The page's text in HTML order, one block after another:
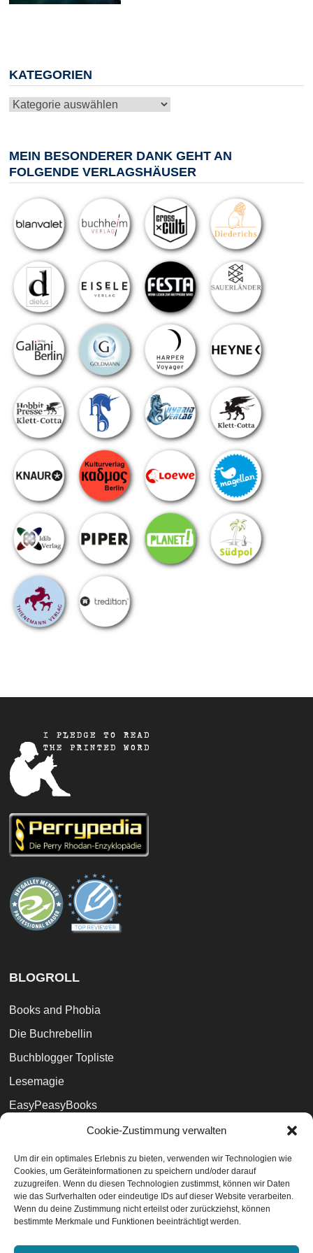
Cookie-Zustimmung verwalten
Um dir ein optimales Erlebnis zu bieten, verwenden wir Technologien wie
Cookies, um Geräteinformationen zu speichern und/oder darauf
zuzugreifen. Wenn du diesen Technologien zustimmst, können wir Daten
wie das Surfverhalten oder eindeutige IDs auf dieser Website verarbeiten.
Wenn du deine Zustimmung nicht erteilst oder zurückziehst, können
bestimmte Merkmale und Funktionen beeinträchtigt werden.
KATEGORIEN
Kategorien
MEIN BESONDERER DANK GEHT AN
FOLGENDE VERLAGSHÄUSER
BLOGROLL
Books and Phobia
Die Buchrebellin
Buchblogger Topliste
Lesemagie
EasyPeasyBooks
Magali Villeneuve (Künstlerin)
Der Büchernarr
Büchertreff
EU-Cookie-Richtlinie